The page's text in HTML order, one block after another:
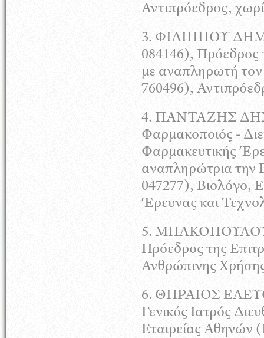
Αντιπρόεδρος,
3. ΦΙΛΙΠΠΟΥ
084146), Πρόεδρος
με αναπληρωτή
760496),
4. ΠΑΝΤΑΖΗΣ
Φαρμακοποιός -
Φαρμακευτικής
αναπληρώτρια την
047277), Βιολόγο,
Έρευνας και
5.
Πρόεδρος της
Ανθρώπινης
6. ΘΗΡΑΙΟΣ
Γενικός Ιατρός
Εταιρείας Αθηνών